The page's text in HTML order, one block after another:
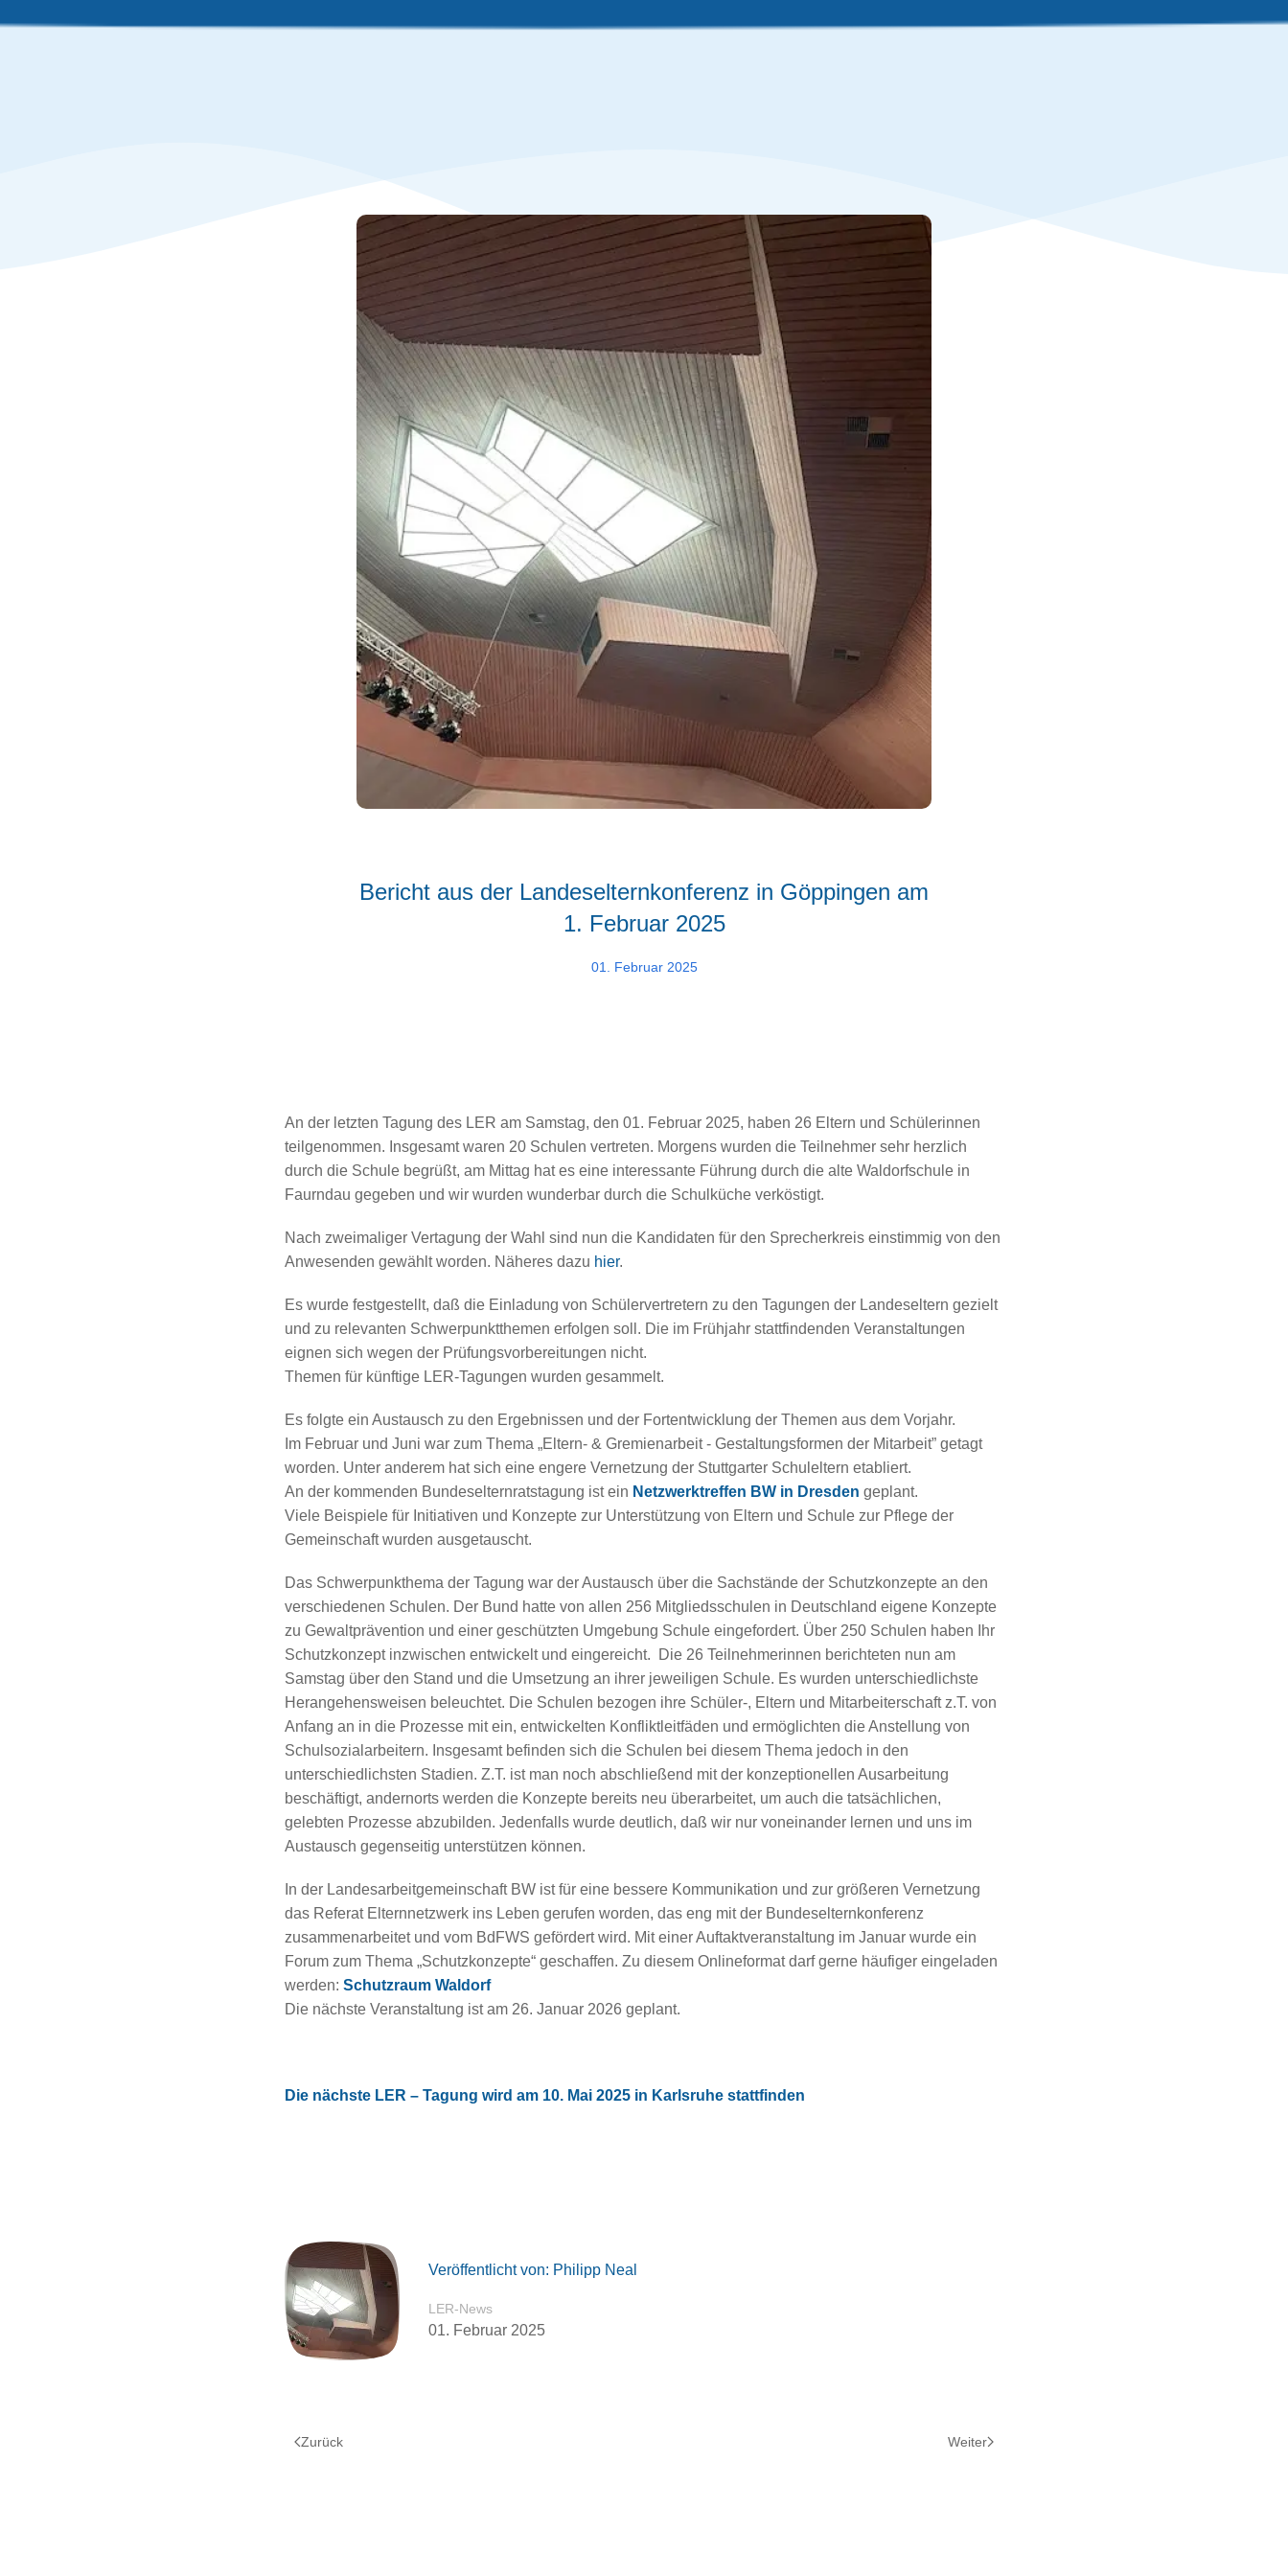
Bericht aus der Landeselternkonferenz in Göppingen am
1. Februar 2025
01. Februar 2025
An der letzten Tagung des LER am Samstag, den 01. Februar 2025, haben 26 Eltern und Schülerinnen
teilgenommen. Insgesamt waren 20 Schulen vertreten. Morgens wurden die Teilnehmer sehr herzlich
durch die Schule begrüßt, am Mittag hat es eine interessante Führung durch die alte Waldorfschule in
Faurndau gegeben und wir wurden wunderbar durch die Schulküche verköstigt.
Nach zweimaliger Vertagung der Wahl sind nun die Kandidaten für den Sprecherkreis einstimmig von den
Anwesenden gewählt worden. Näheres dazu hier.
Es wurde festgestellt, daß die Einladung von Schülervertretern zu den Tagungen der Landeseltern gezielt
und zu relevanten Schwerpunktthemen erfolgen soll. Die im Frühjahr stattfindenden Veranstaltungen
eignen sich wegen der Prüfungsvorbereitungen nicht.
Themen für künftige LER-Tagungen wurden gesammelt.
Es folgte ein Austausch zu den Ergebnissen und der Fortentwicklung der Themen aus dem Vorjahr.
Im Februar und Juni war zum Thema „Eltern- & Gremienarbeit - Gestaltungsformen der Mitarbeit” getagt
worden. Unter anderem hat sich eine engere Vernetzung der Stuttgarter Schuleltern etabliert.
An der kommenden Bundeselternratstagung ist ein Netzwerktreffen BW in Dresden geplant.
Viele Beispiele für Initiativen und Konzepte zur Unterstützung von Eltern und Schule zur Pflege der
Gemeinschaft wurden ausgetauscht.
Das Schwerpunkthema der Tagung war der Austausch über die Sachstände der Schutzkonzepte an den
verschiedenen Schulen. Der Bund hatte von allen 256 Mitgliedsschulen in Deutschland eigene Konzepte
zu Gewaltprävention und einer geschützten Umgebung Schule eingefordert. Über 250 Schulen haben Ihr
Schutzkonzept inzwischen entwickelt und eingereicht.
Die 26 Teilnehmerinnen berichteten nun am
Samstag über den Stand und die Umsetzung an ihrer jeweiligen Schule. Es wurden unterschiedlichste
Herangehensweisen beleuchtet. Die Schulen bezogen ihre Schüler-, Eltern und Mitarbeiterschaft z.T. von
Anfang an in die Prozesse mit ein, entwickelten Konfliktleitfäden und ermöglichten die Anstellung von
Schulsozialarbeitern. Insgesamt befinden sich die Schulen bei diesem Thema jedoch in den
unterschiedlichsten Stadien. Z.T. ist man noch abschließend mit der konzeptionellen Ausarbeitung
beschäftigt, andernorts werden die Konzepte bereits neu überarbeitet, um auch die tatsächlichen,
gelebten Prozesse abzubilden. Jedenfalls wurde deutlich, daß wir nur voneinander lernen und uns im
Austausch gegenseitig unterstützen können.
In der Landesarbeitgemeinschaft BW ist für eine bessere Kommunikation und zur größeren Vernetzung
das Referat Elternnetzwerk ins Leben gerufen worden, das eng mit der Bundeselternkonferenz
zusammenarbeitet und vom BdFWS gefördert wird. Mit einer Auftaktveranstaltung im Januar wurde ein
Forum zum Thema „Schutzkonzepte“ geschaffen. Zu diesem Onlineformat darf gerne häufiger eingeladen
werden: Schutzraum Waldorf
Die nächste Veranstaltung ist am 26. Januar 2026 geplant.
Die nächste LER – Tagung wird am 10. Mai 2025 in Karlsruhe stattfinden
Veröffentlicht von: Philipp Neal
LER-News
01. Februar 2025
Zurück Weiter